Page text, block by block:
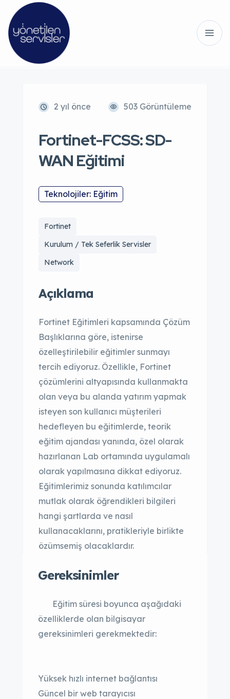
2 yıl önce 503 Görüntüleme
Fortinet-FCSS: SD-
WAN Eğitimi
Teknolojiler: Eğitim
Fortinet
Kurulum / Tek Seferlik Servisler
Network
Açıklama
Fortinet Eğitimleri kapsamında Çözüm
Başlıklarına göre, istenirse
özelleştirilebilir eğitimler sunmayı
tercih ediyoruz. Özellikle, Fortinet
çözümlerini altyapısında kullanmakta
olan veya bu alanda yatırım yapmak
isteyen son kullanıcı müşterileri
hedefleyen bu eğitimlerde, teorik
eğitim ajandası yanında, özel olarak
hazırlanan Lab ortamında uygulamalı
olarak yapılmasına dikkat ediyoruz.
Eğitimlerimiz sonunda katılımcılar
mutlak olarak öğrendikleri bilgileri
hangi şartlarda ve nasıl
kullanacaklarını, pratikleriyle birlikte
özümsemiş olacaklardır.
Gereksinimler
Eğitim süresi boyunca aşağıdaki
özelliklerde olan bilgisayar
gereksinimleri gerekmektedir:
Yüksek hızlı internet bağlantısı
Güncel bir web tarayıcısı